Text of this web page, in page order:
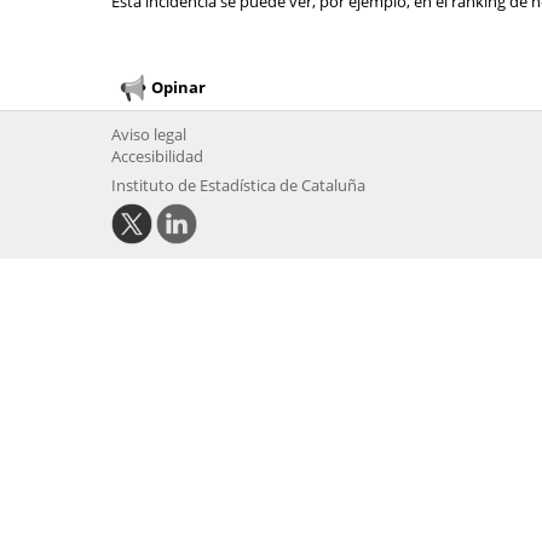
Opinar
Aviso legal
Accesibilidad
Instituto de Estadística de Cataluña